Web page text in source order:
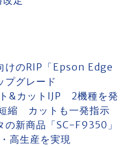
のRIP「Epson Edge
グレード
&カットIJP 2機種を発
縮 カットも一発指示
新商品「SC-F9350」
高生産を実現